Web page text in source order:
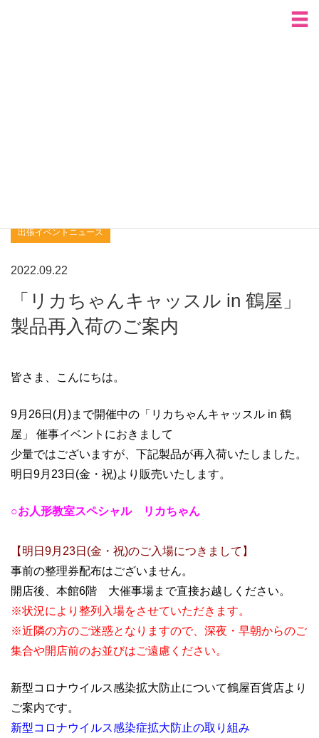
出張イベントニュース
2022.09.22
「リカちゃんキャッスル in 鶴屋」
製品再入荷のご案内
皆さま、こんにちは。
9月26日(月)まで開催中の「リカちゃんキャッスル in 鶴
屋 」 催事イベントにおきまして
少量ではございますが、下記製品が再入荷いたしました。
明日9月23日 (金・祝)より販売いたします。
○お人形教室スペシャル リカちゃん
【明日9月23日(金・祝)のご入場につきまして】
事前の整理券配布はございません。
開店後、本館6階 大催事場まで直接お越しください。
※状況により整列入場をさせていただきます。
※近隣の方のご迷惑となりますので、深夜・早朝からのご
集合や開店前のお並びはご遠慮ください。
新型コロナウイルス感染拡大防止について鶴屋百貨店より
ご案内です。
新型コロナウイルス感染症拡大防止の取り組み